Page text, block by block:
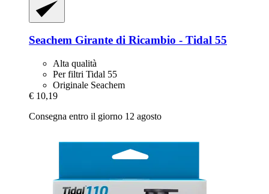
Seachem Girante di Ricambio -​ Tidal 55
Alta qualità
Per filtri Tidal 55
Originale Seachem
€ 10,19
Consegna entro il giorno 12 agosto